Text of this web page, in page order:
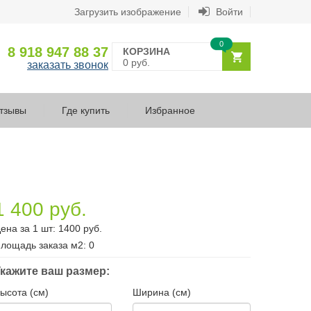
Загрузить изображение Войти
8 918 947 88 37
заказать звонок
КОРЗИНА
0 руб.
0
Где купить Избранное
400 руб.
за 1 шт: 1400 руб.
заказа м2: 0
ваш размер:
(см) Ширина (см)